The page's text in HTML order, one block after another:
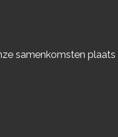
samenkomsten plaats